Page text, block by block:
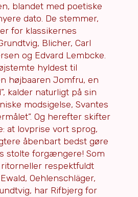
blandet med poetiske
dato. De stemmer,
for klassikernes
Blicher, Carl
og Edvard Lembcke.
hyldest til
højbaaren Jomfru, en
kalder naturligt på sin
modsigelse, Svantes
Og herefter skifter
at lovprise vort sprog,
åbenbart bedst gøre
stolte forgængere! Som
respektfuldt
Oehlenschläger,
har Rifbjerg for